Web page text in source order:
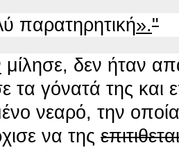
παρατηρητική»."
μίλησε, δεν ήταν
τα γόνατά της και
νεαρό, την
να της επιτιθεται